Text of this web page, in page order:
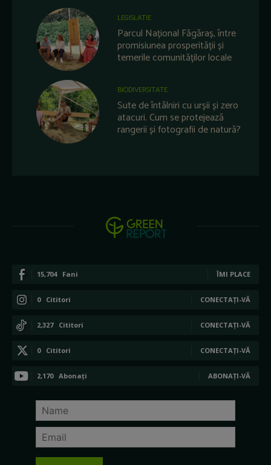
LEGISLATIE
Parcul Național Făgăraș, între
promisiunea prosperității și
temerile comunităților locale
BIODIVERSITATE
Sute de întâlniri cu urșii și zero
atacuri. Cum se protejează
rangerii și fotografii de natură?
15,704 Fani ÎMI PLACE
0 Cititori CONECTAȚI-VĂ
2,327 Cititori CONECTAȚI-VĂ
0 Cititori CONECTAȚI-VĂ
2,170 Abonați ABONAȚI-VĂ